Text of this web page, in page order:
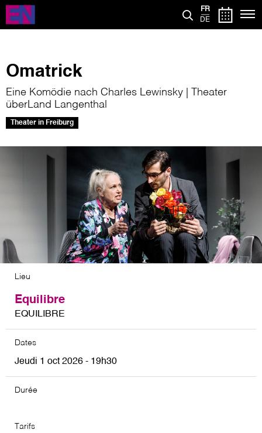
Aller
contenu
FR
DE
Omatrick
Eine Komödie nach Charles Lewinsky | Theater
überLand Langenthal
Theater in Freiburg
Lieu
Equilibre
EQUILIBRE
Dates
Jeudi 1 oct 2026 - 19h30
Durée
Tarifs